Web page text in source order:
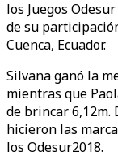
los Juegos
de su
Cuenca, Ecuador.
Silvana ganó la
mientras que
de brincar 6,12m.
hicieron las
los Odesur2018.